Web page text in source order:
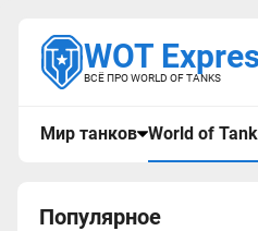
WOT
ВСЁ ПРО WORLD OF TANKS
Мир танков World of
Популярное